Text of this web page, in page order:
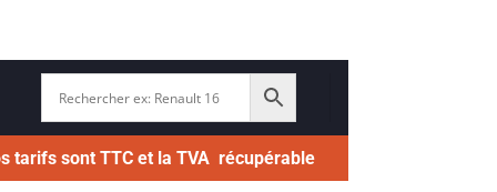
tarifs sont TTC et la TVA récupérable